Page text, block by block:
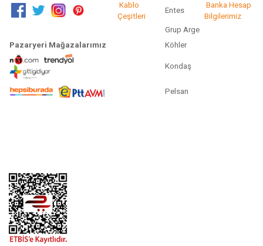
Kablo
Çeşitleri
Entes
Banka Hesap
Bilgilerimiz
Grup Arge
Pazaryeri Mağazalarımız
Köhler
Kondaş
Pelsan